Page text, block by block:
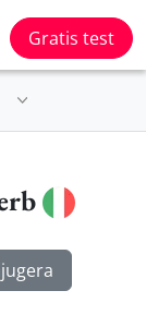
Gratis test